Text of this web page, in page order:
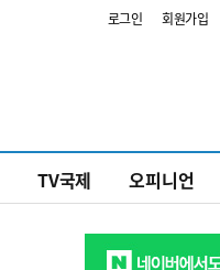
로그인 회원가입
TV국제 오피니언